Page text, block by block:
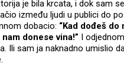
je bila krcata, i dok sam
između ljudi u publici do
dobacio: “Kad dođeš
donese vina!” I
Ili sam ja naknadno umislio